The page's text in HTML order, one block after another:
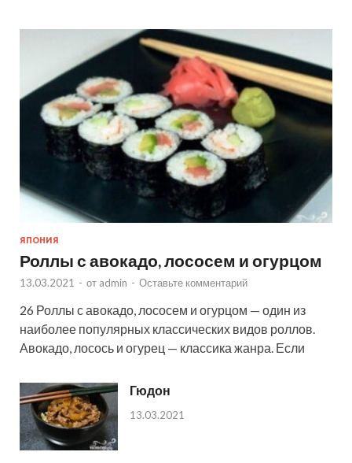
ЯПОНИЯ
Роллы с авокадо, лососем и огурцом
13.03.2021 - от admin - Оставьте комментарий
26 Роллы с авокадо, лососем и огурцом — один из
наиболее популярных классических видов роллов.
Авокадо, лосось и огурец — классика жанра. Если
Гюдон
13.03.2021